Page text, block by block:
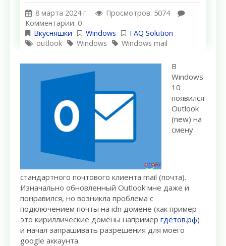
8 марта 2024 г.
Просмотров: 5074
Комментарии: 0
Вкусняшки
Windows
FAQ Solution
outlook
Windows Windows mail
В
Windows
10
появился
Outlook
(new) на
смену
стандартного почтового клиента mail (почта).
Изначально обновленный Outlook мне даже и
понравился, но возникла проблема с
подключением почты на idn домене (как пример
это кириллические домены например гдетов.рф)
и начал запрашивать разрешения для моего
google аккаунта.